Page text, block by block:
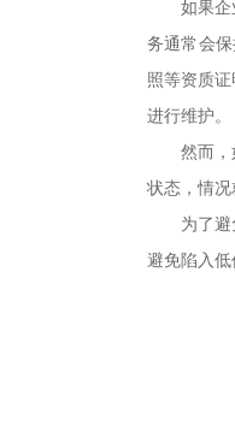
如果企业
务通常会
照等资质
进行维护。
然而，如
状态，情况
为了避免
避免陷入低